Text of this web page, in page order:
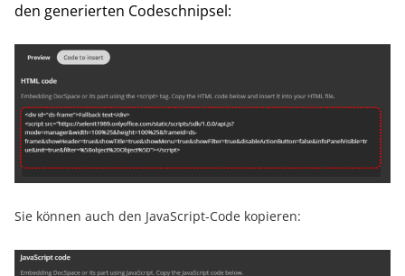
den generierten Codeschnipsel:
Sie können auch den JavaScript-Code kopieren: